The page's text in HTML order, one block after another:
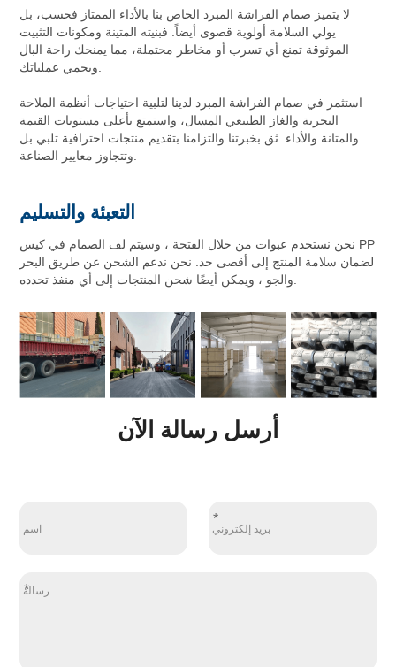
لا يتميز صمام الفراشة المبرد الخاص بنا بالأداء الممتاز فحسب، بل
يولي السلامة أولوية قصوى أيضاً. فبنيته المتينة ومكونات التثبيت
الموثوقة تمنع أي تسرب أو مخاطر محتملة، مما يمنحك راحة البال
ويحمي عملياتك.
استثمر في صمام الفراشة المبرد لدينا لتلبية احتياجات أنظمة الملاحة
البحرية والغاز الطبيعي المسال، واستمتع بأعلى مستويات القيمة
والمتانة والأداء. ثق بخبرتنا والتزامنا بتقديم منتجات احترافية تلبي بل
وتتجاوز معايير الصناعة.
التعبئة والتسليم
نحن نستخدم عبوات من خلال الفتحة ، وسيتم لف الصمام في كيس PP
لضمان سلامة المنتج إلى أقصى حد. نحن ندعم الشحن عن طريق البحر
والجو ، ويمكن أيضًا شحن المنتجات إلى أي منفذ تحدده.
أرسل رسالة الآن
*
*